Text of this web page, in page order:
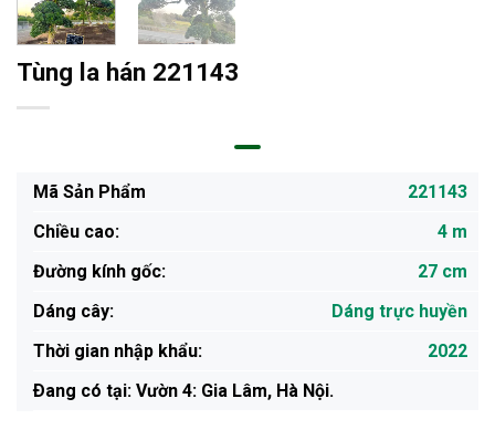
Tùng la hán 221143
Mã Sản Phẩm
221143
Chiều cao:
4 m
Đường kính gốc:
27 cm
Dáng cây:
Dáng trực huyền
Thời gian nhập khẩu:
2022
Ðang có tại: Vườn 4: Gia Lâm, Hà Nội.